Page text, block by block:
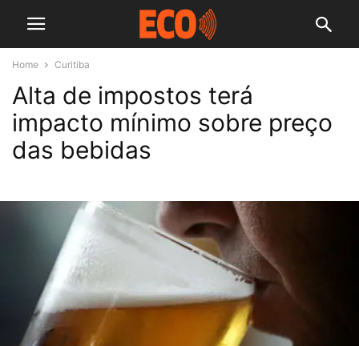
Home Curitiba
Alta de impostos terá
impacto mínimo sobre preço
das bebidas